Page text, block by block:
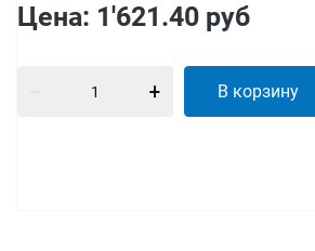
Цена: 1'621.40 руб
В корзину